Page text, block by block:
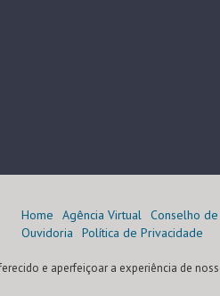
Home Agência Virtual Conselho
Ouvidoria
Política de Privacidade
e aperfeiçoar a experiência de